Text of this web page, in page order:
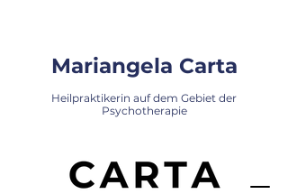
Mariangela Carta
Heilpraktikerin auf dem Gebiet der
Psychotherapie